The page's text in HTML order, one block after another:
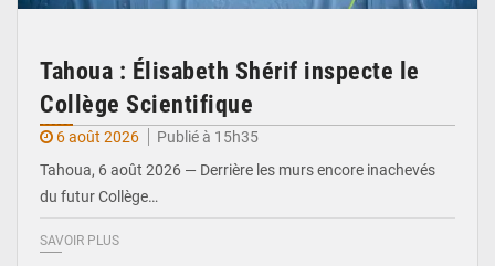
Tahoua : Élisabeth Shérif inspecte le
Collège Scientifique
6 août 2026
Publié à 15h35
Tahoua, 6 août 2026 — Derrière les murs encore inachevés
du futur Collège…
SAVOIR PLUS